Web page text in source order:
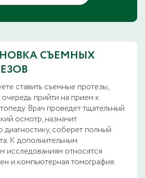
СЪЕМНЫХ
ставить съемные протезы,
прийти на прием к
Врач проведет тщательный
осмотр, назначит
соберет полный
К дополнительным
исследованиям относятся
и компьютерная томография.